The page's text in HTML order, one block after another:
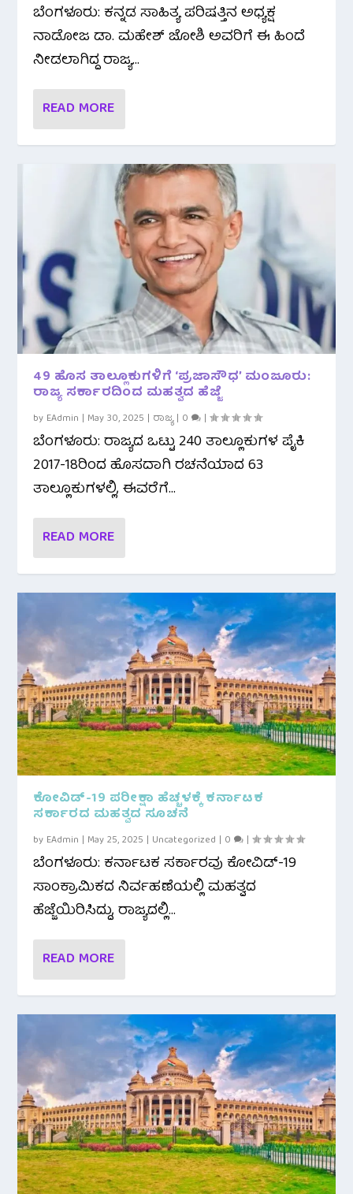
ಬೆಂಗಳೂರು: ಕನ್ನಡ ಸಾಹಿತ್ಯ ಪರಿಷತ್ತಿನ ಅಧ್ಯಕ್ಷ
ನಾಡೋಜ ಡಾ. ಮಹೇಶ್ ಜೋಶಿ ಅವರಿಗೆ ಈ ಹಿಂದೆ
ನೀಡಲಾಗಿದ್ದ ರಾಜ್ಯ...
READ MORE
49 ಹೊಸ ತಾಲ್ಲೂಕುಗಳಿಗೆ ‘ಪ್ರಜಾಸೌಧ’ ಮಂಜೂರು:
ರಾಜ್ಯ ಸರ್ಕಾರದಿಂದ ಮಹತ್ವದ ಹೆಜ್ಜೆ
by EAdmin | May 30, 2025 | ರಾಜ್ಯ| 0 |
ಬೆಂಗಳೂರು: ರಾಜ್ಯದ ಒಟ್ಟು 240 ತಾಲ್ಲೂಕುಗಳ ಪೈಕಿ
2017-18ರಿಂದ ಹೊಸದಾಗಿ ರಚನೆಯಾದ 63
ತಾಲ್ಲೂಕುಗಳಲ್ಲಿ, ಈವರೆಗೆ...
READ MORE
ಕೋವಿಡ್-19 ಪರೀಕ್ಷಾ ಹೆಚ್ಚಳಕ್ಕೆ ಕರ್ನಾಟಕ
ಸರ್ಕಾರದ ಮಹತ್ವದ ಸೂಚನೆ
by EAdmin | May 25, 2025 | Uncategorized | 0 |
ಬೆಂಗಳೂರು: ಕರ್ನಾಟಕ ಸರ್ಕಾರವು ಕೋವಿಡ್-19
ಸಾಂಕ್ರಾಮಿಕದ ನಿರ್ವಹಣೆಯಲ್ಲಿ ಮಹತ್ವದ
ಹೆಜ್ಜೆಯಿರಿಸಿದ್ದು, ರಾಜ್ಯದಲ್ಲಿ...
READ MORE